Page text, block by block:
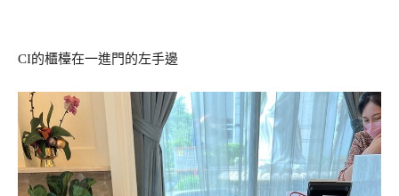
CI的櫃檯在一進門的左手邊